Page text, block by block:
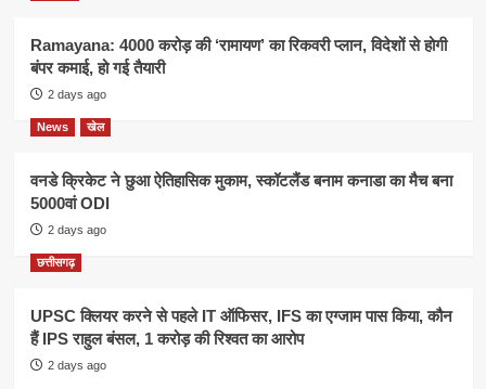
Ramayana: 4000 करोड़ की ‘रामायण’ का रिकवरी प्लान, विदेशों से होगी
बंपर कमाई, हो गई तैयारी
2 days ago
News खेल
वनडे क्रिकेट ने छुआ ऐतिहासिक मुकाम, स्कॉटलैंड बनाम कनाडा का मैच बना
5000वां ODI
2 days ago
छत्तीसगढ़
UPSC क्लियर करने से पहले IT ऑफिसर, IFS का एग्जाम पास किया, कौन
हैं IPS राहुल बंसल, 1 करोड़ की रिश्वत का आरोप
2 days ago